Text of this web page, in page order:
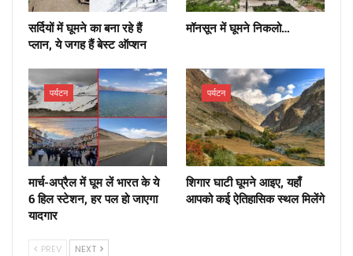
सर्दियों में घूमने का बना रहे हैं
प्लान, ये जगह हैं बेस्ट ऑप्शन
मॉनसून में घूमने निकलो…
पर्यटन
मार्च-अप्रैल में घूम लें भारत के ये
6 हिल स्टेशन, हर पल हो जाएगा
यादगार
पर्यटन
शिगार घाटी घूमने आइए, यहाँ
आपको कई ऐतिहासिक स्थल मिलेंगे
PREV NEXT